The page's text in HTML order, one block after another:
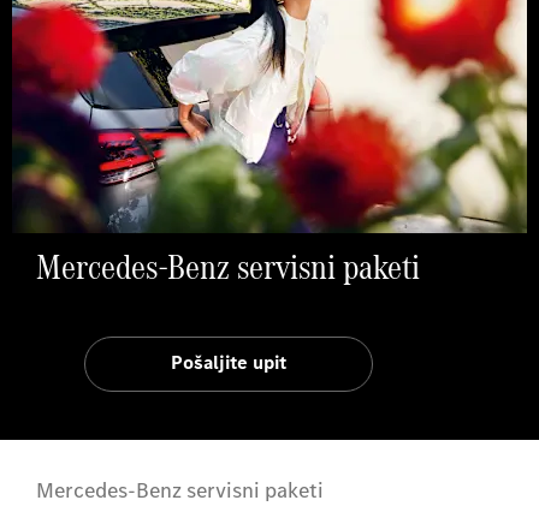
Mercedes-Benz servisni paketi
Pošaljite upit
Mercedes-Benz servisni paketi